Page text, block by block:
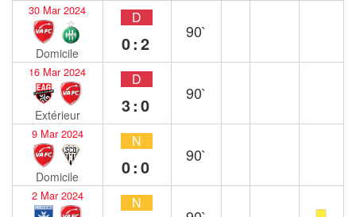
30 Mar 2024
Domicile
D
0:2
90`
16 Mar 2024
Extérieur
D
3:0
90`
9 Mar 2024
Domicile
N
0:0
90`
2 Mar 2024 N